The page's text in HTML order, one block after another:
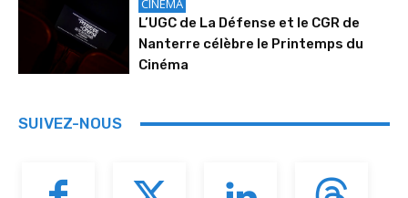
CINÉMA
L’UGC de La Défense et le CGR de
Nanterre célèbre le Printemps du
Cinéma
SUIVEZ-NOUS